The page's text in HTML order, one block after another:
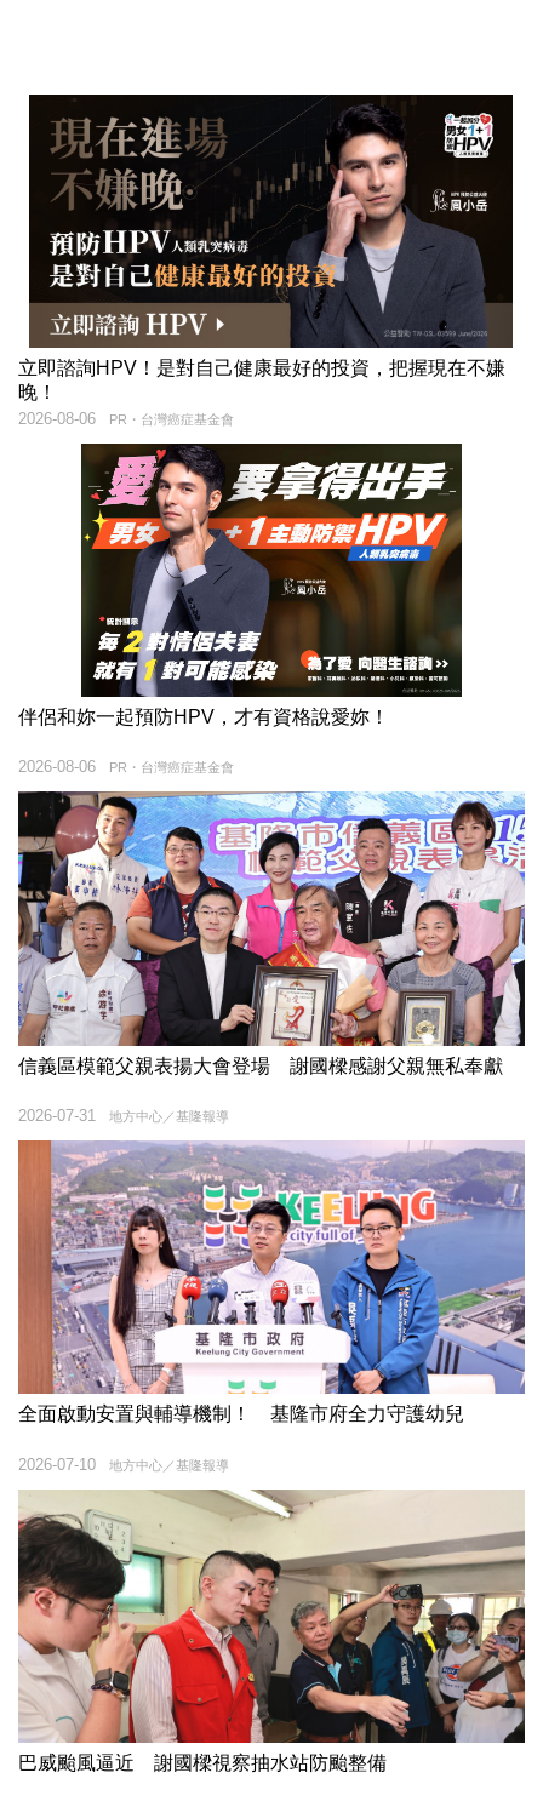
立即諮詢HPV！是對自己健康最好的投資，把握現在不嫌
晚！
PR・台灣癌症基金會
2026-08-06
伴侶和妳一起預防HPV，才有資格說愛妳！
PR・台灣癌症基金會
2026-08-06
信義區模範父親表揚大會登場 謝國樑感謝父親無私奉獻
地方中心／基隆報導
2026-07-31
全面啟動安置與輔導機制！ 基隆市府全力守護幼兒
地方中心／基隆報導
2026-07-10
巴威颱風逼近 謝國樑視察抽水站防颱整備